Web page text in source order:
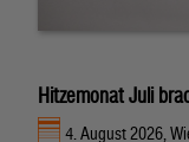
Hitzemonat Juli
4. August 2026,